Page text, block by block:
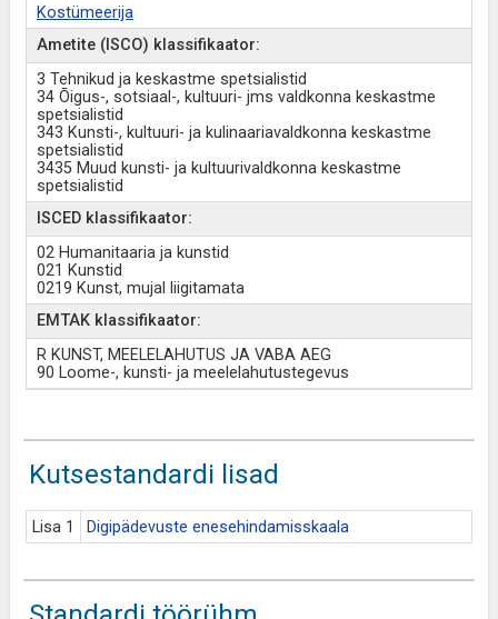
Kostümeerija
Ametite (ISCO) klassifikaator:
3 Tehnikud ja keskastme spetsialistid
34 Õigus-, sotsiaal-, kultuuri- jms valdkonna keskastme
spetsialistid
343 Kunsti-, kultuuri- ja kulinaariavaldkonna keskastme
spetsialistid
3435 Muud kunsti- ja kultuurivaldkonna keskastme
spetsialistid
ISCED klassifikaator:
02 Humanitaaria ja kunstid
021 Kunstid
0219 Kunst, mujal liigitamata
EMTAK klassifikaator:
R KUNST, MEELELAHUTUS JA VABA AEG
90 Loome-, kunsti- ja meelelahutustegevus
Kutsestandardi lisad
Lisa 1 Digipädevuste enesehindamisskaala